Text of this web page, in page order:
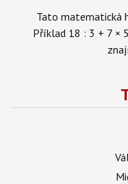
Tato matematická
Příklad 18 : 3 + 7 ×